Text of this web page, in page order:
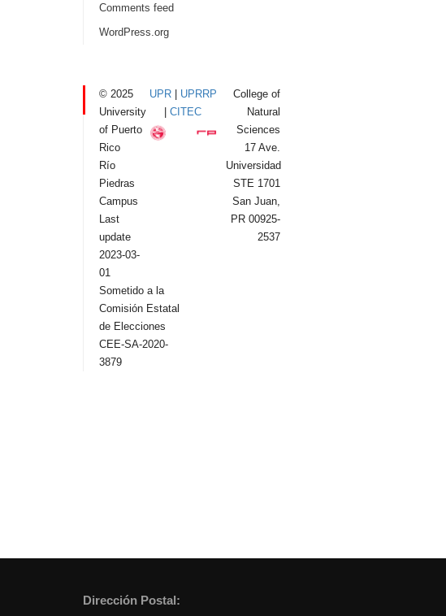
Comments feed
WordPress.org
© 2025
University
of Puerto
Rico
Río
Piedras
Campus
Last
update
2023-03-
01
UPR| UPRRP
|CITEC
College of
Natural
Sciences
17 Ave.
Universidad
STE 1701
San Juan,
PR 00925-
2537
Sometido a la
Comisión Estatal
de Elecciones
CEE-SA-2020-
3879
Dirección Postal: